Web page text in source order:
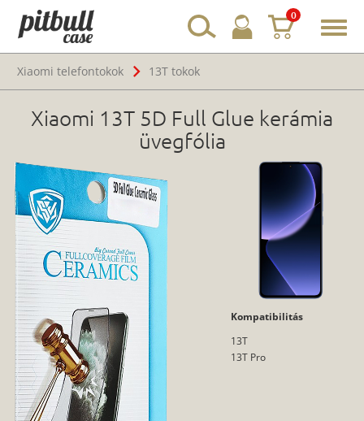
0
Xiaomi telefontokok
13T tokok
Xiaomi 13T 5D Full Glue kerámia
üvegfólia
Kompatibilitás
13T
13T Pro